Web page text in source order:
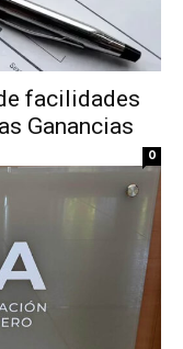
facilidades
Ganancias
0